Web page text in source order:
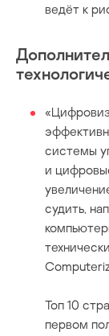
ведёт к
системы
и
судить,
Топ 10
первом